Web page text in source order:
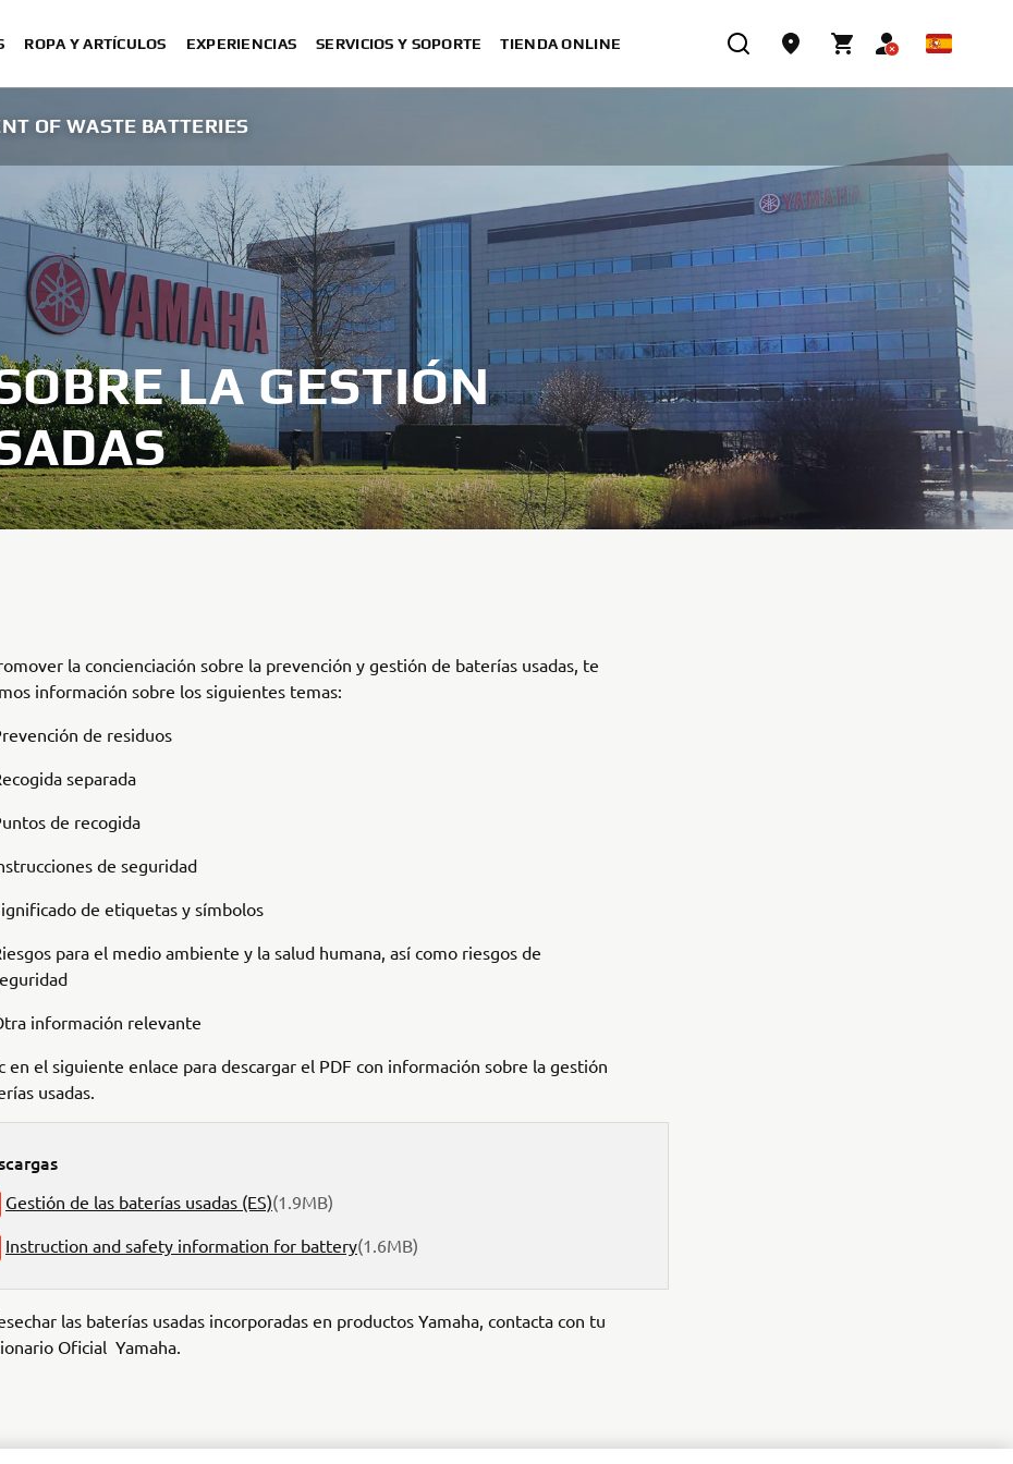
ROPA Y ARTÍCULOS EXPERIENCIAS SERVICIOS Y SOPORTE TIENDA ONLINE
OF WASTE BATTERIES
LA GESTIÓN
la concienciación sobre la prevención y gestión de baterías usadas, te
información sobre los siguientes temas:
de residuos
separada
de recogida
de seguridad
de etiquetas y símbolos
para el medio ambiente y la salud humana, así como riesgos de
información relevante
en el siguiente enlace para descargar el PDF con información sobre la gestión
usadas.
Gestión de las baterías usadas (ES)(1.9MB)
Instruction and safety information for battery(1.6MB)
las baterías usadas incorporadas en productos Yamaha, contacta con tu
Oficial Yamaha.